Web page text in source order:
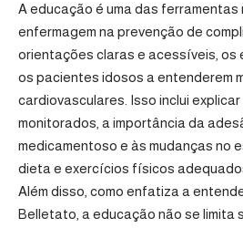
A educação é uma das ferramentas
enfermagem na prevenção de
orientações claras e acessíveis, os
os pacientes idosos a entenderem
cardiovasculares. Isso inclui
monitorados, a importância da
medicamentoso e às mudanças no
dieta e exercícios físicos
Além disso, como enfatiza a
Belletato, a educação não se limita